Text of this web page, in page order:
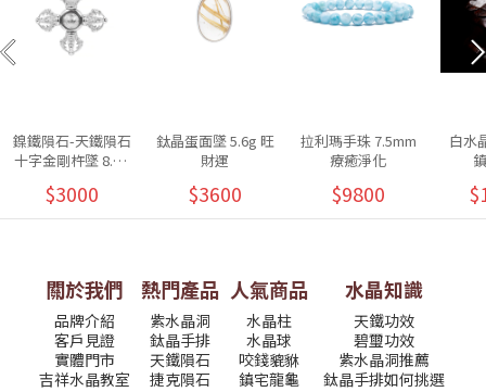
鎳鐵隕石-天鐵隕石
十字金剛杵墜 8.5g
$3000
鈦晶蛋面墜 5.6g 旺
財運
$3600
拉利瑪手珠 7.5mm
療癒淨化
$9800
白水
關於我們
品牌介紹
客戶見證
實體門市
吉祥水晶教室
熱門產品
紫水晶洞
鈦晶手排
天鐵隕石
捷克隕石
人氣商品
水晶柱
水晶球
咬錢貔貅
鎮宅龍龜
水晶知識
天鐵功效
碧璽功效
紫水晶洞推薦
鈦晶手排如何挑選